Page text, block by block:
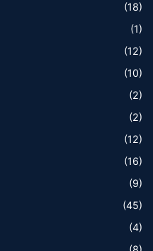
(18)
(1)
(12)
(10)
(2)
(2)
(12)
(16)
(9)
(45)
(4)